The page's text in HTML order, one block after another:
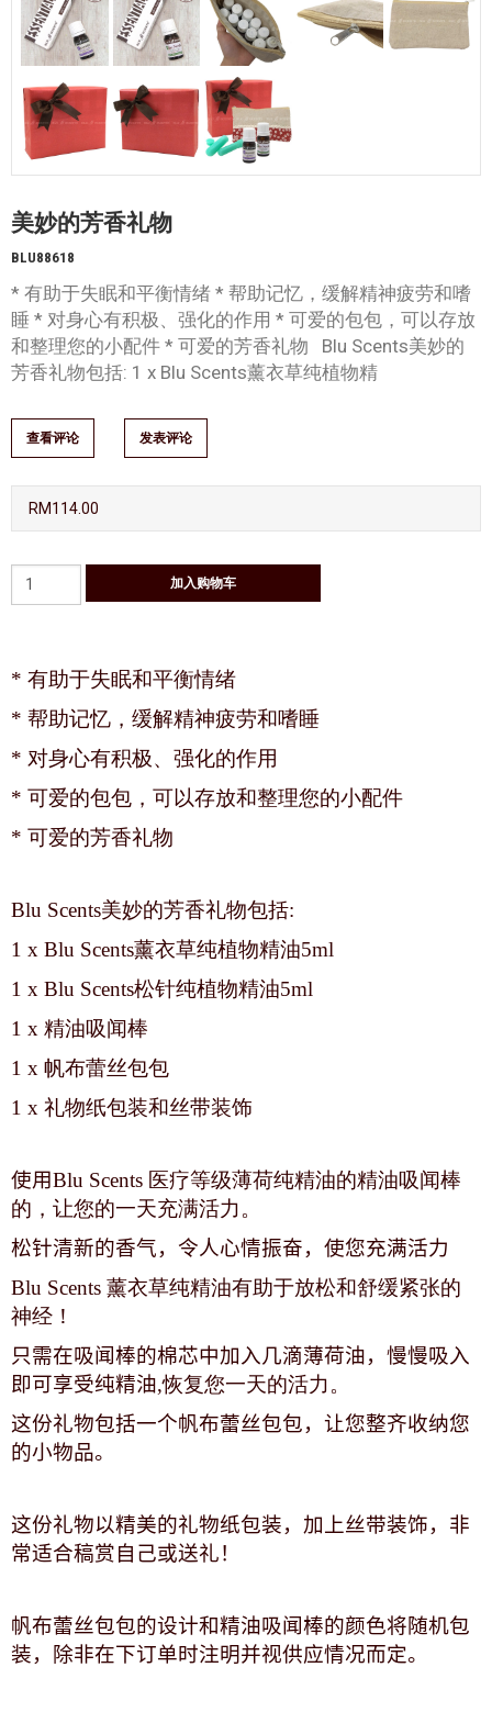
美妙的芳香礼物
BLU88618
* 有助于失眠和平衡情绪 * 帮助记忆，缓解精神疲劳和嗜
睡 * 对身心有积极、强化的作用 * 可爱的包包，可以存放
和整理您的小配件 * 可爱的芳香礼物 Blu Scents美妙的
芳香礼物包括: 1 x Blu Scents薰衣草纯植物精
查看评论 发表评论
RM114.00
* 有助于失眠和平衡情绪
* 帮助记忆，缓解精神疲劳和嗜睡
* 对身心有积极、强化的作用
* 可爱的包包，可以存放和整理您的小配件
* 可爱的芳香礼物
Blu Scents美妙的芳香礼物包括:
1 x Blu Scents薰衣草纯植物精油5ml
1 x Blu Scents松针纯植物精油5ml
1 x 精油吸闻棒
1 x 帆布蕾丝包包
1 x 礼物纸包装和丝带装饰
使用Blu Scents 医疗等级薄荷纯精油的精油吸闻棒
的，让您的一天充满活力。
松针清新的香气，令人心情振奋，使您充满活力
Blu Scents 薰衣草纯精油有助于放松和舒缓紧张的
神经！
只需在吸闻棒的棉芯中加入几滴薄荷油，慢慢吸入
即可享受纯精油,恢复您一天的活力。
这份礼物包括一个帆布蕾丝包包，让您整齐收纳您
的小物品。
这份礼物以精美的礼物纸包装，加上丝带装饰，非
常适合稿赏自己或送礼！
帆布蕾丝包包的设计和精油吸闻棒的颜色将随机包
装，除非在下订单时注明并视供应情况而定。